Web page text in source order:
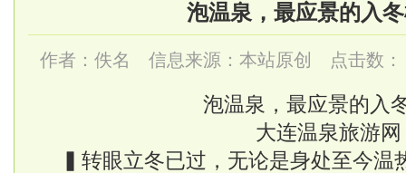
泡温泉，最应景的入
作者：佚名 信息来源：本站原创 点击数：
泡温泉，最应景的入
大连温泉旅游网
▍转眼立冬已过，无论是身处至今温